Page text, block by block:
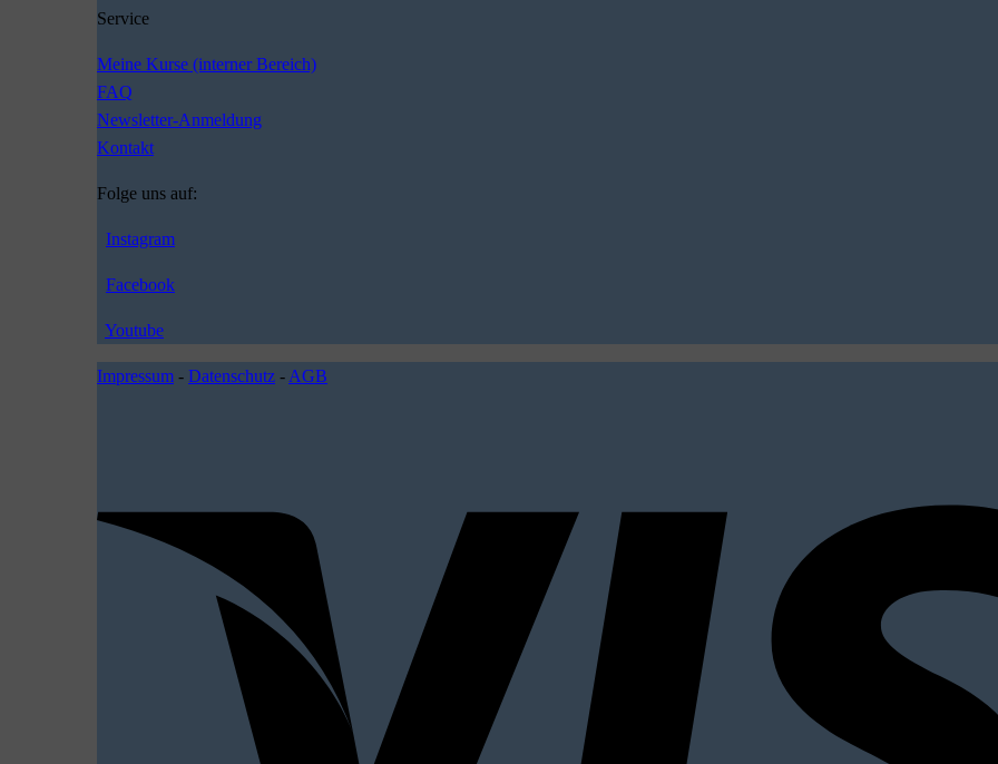
Service
Meine Kurse (interner Bereich)
FAQ
Newsletter-Anmeldung
Kontakt
Folge uns auf:
Instagram
Facebook
Youtube
Impressum - Datenschutz - AGB